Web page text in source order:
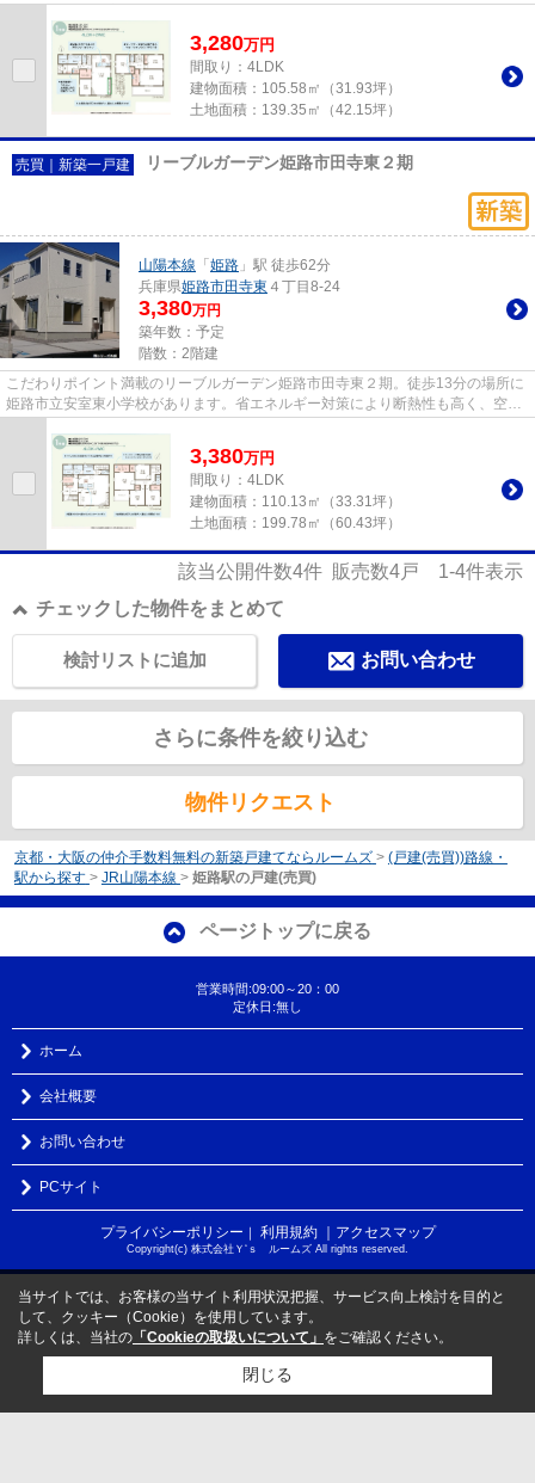
3,280万円
間取り：4LDK
建物面積： 105.58㎡（31.93坪）
土地面積： 139.35㎡（42.15坪）
売買｜新築一戸建 リーブルガーデン姫路市田寺東２期
山陽本線 「 姫路 」駅 徒歩62分
兵庫県姫路市田寺東 ４丁目8-24
3,380万円
築年数：予定
階数：2階建
こだわりポイント満載のリーブルガーデン姫路市田寺東２期。徒歩13分の場所に
姫路市立安室東小学校があります。省エネルギー対策により断熱性も高く、空調
3,380万円
間取り：4LDK
建物面積： 110.13㎡（33.31坪）
土地面積： 199.78㎡（60.43坪）
該当公開件数4件 販売数4戸 1-4件表示
チェックした物件をまとめて
お問い合わせ
検討リストに追加
さらに条件を絞り込む
物件リクエスト
京都・大阪の仲介手数料無料の新築戸建てならルームズ > (戸建(売買))路線・
駅から探す > JR山陽本線 > 姫路駅の戸建(売買)
ページトップに戻る
営業時間:09:00～20：00
定休日:無し
ホーム
会社概要
お問い合わせ
PCサイト
プライバシーポリシー ｜ 利用規約 ｜アクセスマップ
Copyright(c) 株式会社Ｙ‘ｓ ルームズ All rights reserved.
当サイトでは、お客様の当サイト利用状況把握、サービス向上検討を目的と
して、クッキー（Cookie）を使用しています。
詳しくは、当社の 「Cookieの取扱いについて」 をご確認ください。
閉じる